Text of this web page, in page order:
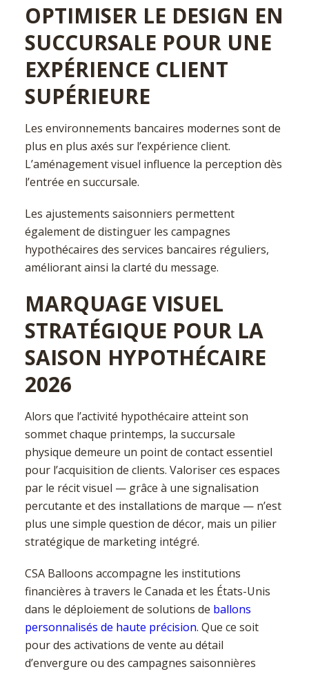
OPTIMISER LE DESIGN EN
SUCCURSALE POUR UNE
EXPÉRIENCE CLIENT
SUPÉRIEURE
Les environnements bancaires modernes sont de
plus en plus axés sur l’expérience client.
L’aménagement visuel influence la perception dès
l’entrée en succursale.
Les ajustements saisonniers permettent
également de distinguer les campagnes
hypothécaires des services bancaires réguliers,
améliorant ainsi la clarté du message.
MARQUAGE VISUEL
STRATÉGIQUE POUR LA
SAISON HYPOTHÉCAIRE
2026
Alors que l’activité hypothécaire atteint son
sommet chaque printemps, la succursale
physique demeure un point de contact essentiel
pour l’acquisition de clients. Valoriser ces espaces
par le récit visuel — grâce à une signalisation
percutante et des installations de marque — n’est
plus une simple question de décor, mais un pilier
stratégique de marketing intégré.
CSA Balloons accompagne les institutions
financières à travers le Canada et les États-Unis
dans le déploiement de solutions de ballons
personnalisés de haute précision. Que ce soit
pour des activations de vente au détail
d’envergure ou des campagnes saisonnières